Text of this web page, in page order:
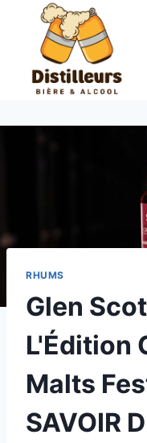
contenu
RHUMS
Glen
L'Édition
Malts
SAVOIR